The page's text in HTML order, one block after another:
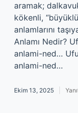
aramak;
kökenli,
anlamlarını
Anlamı Nedir?
anlami-ned…
anlami-ned…
Ekim 13, 2025